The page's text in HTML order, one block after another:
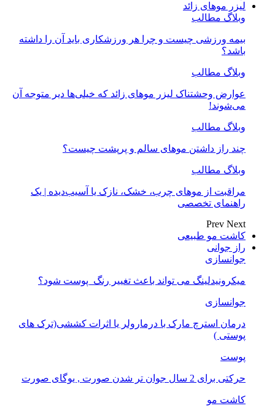
لیزر موهای زائد
وبلاگ مطالب
بیمه ورزشی چیست و چرا هر ورزشکاری باید آن را داشته
باشد؟
وبلاگ مطالب
عوارض وحشتناک لیزر موهای زائد که خیلی‌ها دیر متوجه آن
می‌شوند!
وبلاگ مطالب
چند راز داشتن موهای سالم و پرپشت چیست؟
وبلاگ مطالب
مراقبت از موهای چرب، خشک، نازک یا آسیب‌دیده | یک
راهنمای تخصصی
Prev Next
کاشت مو طبیعی
راز جوانی
جوانسازی
میکرونیدلینگ می تواند باعث تغییر رنگ ‍ پوست شود؟
جوانسازی
درمان استرچ مارک با درمارولر یا اثرات کششی(ترک های
پوستی )
پوست
حرکتی برای 2 سال جوان تر شدن صورت , یوگای صورت
کاشت مو